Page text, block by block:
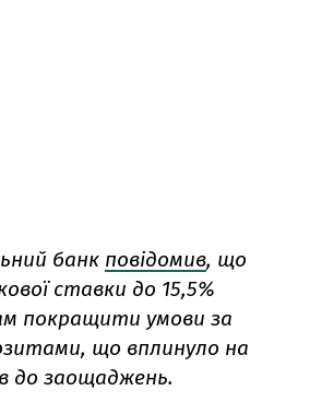
банк повідомив, що
ставки до 15,5%
покращити умови за
що вплинуло на
до заощаджень.